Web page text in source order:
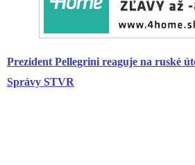
Prezident Pellegrini reaguje na ruské
Správy STVR